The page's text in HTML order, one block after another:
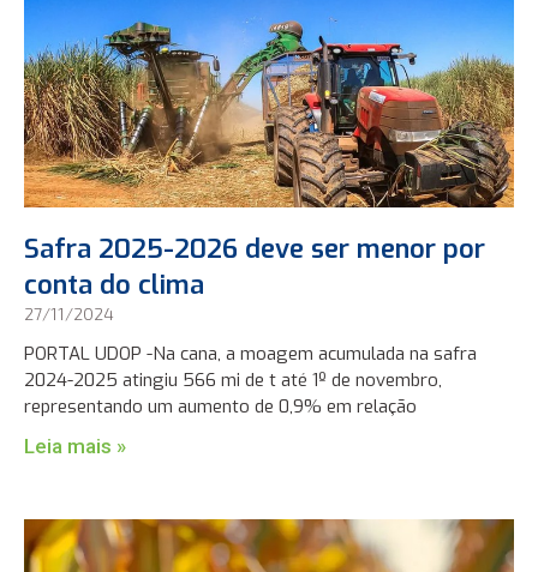
Safra 2025-2026 deve ser menor por
conta do clima
27/11/2024
PORTAL UDOP -Na cana, a moagem acumulada na safra
2024-2025 atingiu 566 mi de t até 1º de novembro,
representando um aumento de 0,9% em relação
Leia mais »